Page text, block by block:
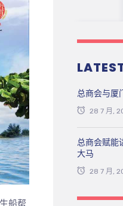
船帮
总商会与厦
28 7 月,
总商会赋
大马
28 7 月,